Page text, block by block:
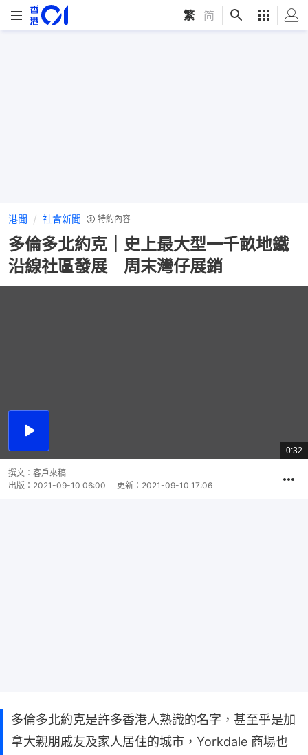
繁 简
港聞 社會新聞 特約內容
多倫多北約克｜史上最大型一千畝地鐵
沿線社區發展 周末灣仔展銷
播
總
共
0:32
撰文： 客戶來稿
出版： 2021-09-10 06:00 更新： 2021-09-10 17:06
多倫多北約克是許多香港人熟識的名字，甚至乎是加
拿大親朋戚友及家人居住的城市，Yorkdale 商場也